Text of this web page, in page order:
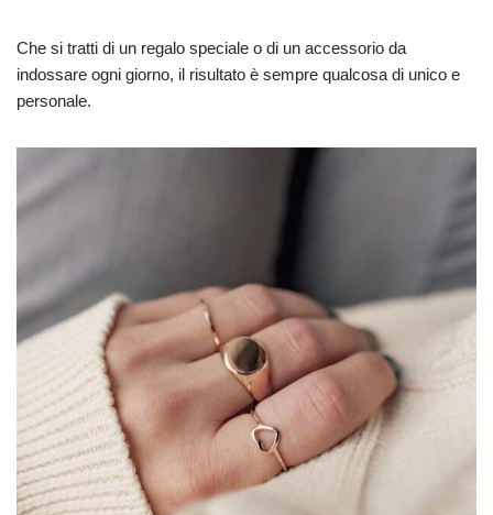
Che si tratti di un regalo speciale o di un accessorio da
indossare ogni giorno, il risultato è sempre qualcosa di unico e
personale.